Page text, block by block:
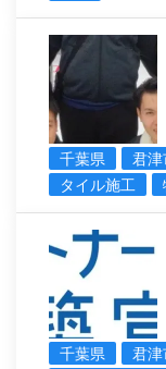
千葉県
君
タイル施工
千葉県 君